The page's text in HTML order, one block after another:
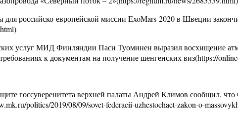
российско-европейской миссии ExoMars-2020 в Швеции
услуг МИД Финляндии Паси Туоминен выразил восхищение
к документам на получение шенгенских виз(https://
госсуверенитета верхней палаты Андрей Климов сообщил,
politics/2019/08/09/sovet-federacii-uzhestochaet-zakon-o-